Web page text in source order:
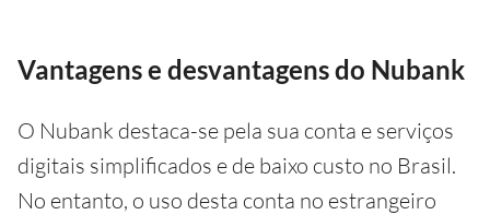
Vantagens e desvantagens do Nubank
O Nubank destaca-se pela sua conta e serviços
digitais simplificados e de baixo custo no Brasil.
No entanto, o uso desta conta no estrangeiro